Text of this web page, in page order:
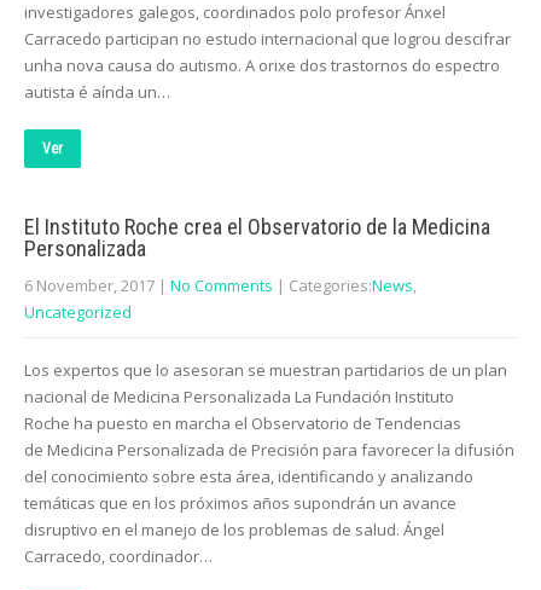
investigadores galegos, coordinados polo profesor Ánxel
Carracedo participan no estudo internacional que logrou descifrar
unha nova causa do autismo. A orixe dos trastornos do espectro
autista é aínda un…
Ver
El Instituto Roche crea el Observatorio de la Medicina
Personalizada
6 November, 2017 | No Comments | Categories:News,
Uncategorized
Los expertos que lo asesoran se muestran partidarios de un plan
nacional de Medicina Personalizada La Fundación Instituto
Roche ha puesto en marcha el Observatorio de Tendencias
de Medicina Personalizada de Precisión para favorecer la difusión
del conocimiento sobre esta área, identificando y analizando
temáticas que en los próximos años supondrán un avance
disruptivo en el manejo de los problemas de salud. Ángel
Carracedo, coordinador…